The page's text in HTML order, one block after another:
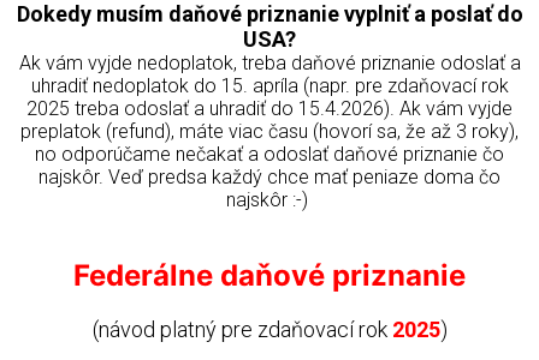
Dokedy musím daňové priznanie vyplniť a poslať do
USA?
Ak vám vyjde nedoplatok, treba daňové priznanie odoslať a
uhradiť nedoplatok do 15. apríla (napr. pre zdaňovací rok
2025 treba odoslať a uhradiť do 15.4.2026). Ak vám vyjde
preplatok (refund), máte viac času (hovorí sa, že až 3 roky),
no odporúčame nečakať a odoslať daňové priznanie čo
najskôr. Veď predsa každý chce mať peniaze doma čo
najskôr :-)
Federálne daňové priznanie
(návod platný pre zdaňovací rok 2025)